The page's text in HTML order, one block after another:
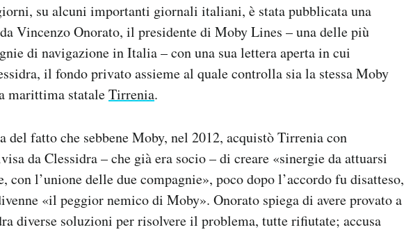
su alcuni importanti giornali italiani, è stata pubblicata una
Vincenzo Onorato, il presidente di Moby Lines – una delle più
di navigazione in Italia – con una sua lettera aperta in cui
il fondo privato assieme al quale controlla sia la stessa Moby
marittima stataleTirrenia.
del fatto che sebbene Moby, nel 2012, acquistò Tirrenia con
da Clessidra – che già era socio – di creare «sinergie da attuarsi
con l’unione delle due compagnie», poco dopo l’accordo fu disatteso,
«il peggior nemico di Moby». Onorato spiega di avere provato a
diverse soluzioni per risolvere il problema, tutte rifiutate; accusa